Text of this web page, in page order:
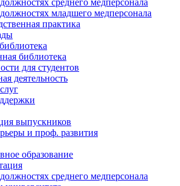
младшего медперсонала
практика
библиотека
для студентов
деятельность
выпускников
и проф. развития
образование
среднего медперсонала